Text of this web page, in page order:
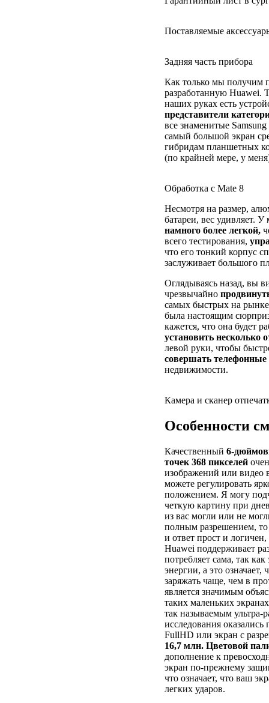
Поставляемые
Задняя часть прибора
Как только мы получим
разработанную Huawei.
наших руках есть
представители
все знаменитые
самый большой экран
гибридам планшетных
(по крайней мере, у
Обработка с Mate 8
Несмотря на размер,
батареи, вес удивляет.
намного более легкой,
всего тестирования,
что его тонкий корпус
заслуживает большого
Оглядываясь назад, вы
чрезвычайно
самых быстрых на
была настоящим
кажется, что она будет
установить несколько
левой руки, чтобы
совершать телефонные
недвижимости.
Камера и сканер
Особенности
Качественный 6-
точек 368 пикселей
изображений или видео
можете регулировать
положением. Я могу
четкую картину при
из вас могли или не
полным разрешением, то
и ответ прост и
Huawei поддерживает
потребляет сама, так
энергии, а это означает,
заряжать чаще, чем в
является значимым
таких маленьких
так называемым ультра-
исследования
FullHD или экран с
16,7 млн. Цветовой
дополнение к
экран по-прежнему
что означает, что ваш
легких ударов.